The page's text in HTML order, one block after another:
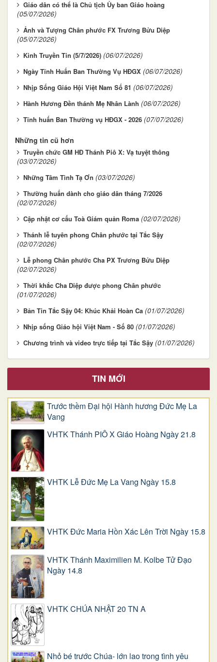
Giáo dân có thể là Chủ tịch Ủy ban Giáo hoàng
(05/07/2026)
Ảnh và Tượng Chân phước FX Trương Bửu Diệp
(05/07/2026)
Kinh Truyền Tin (5/7/2026) (06/07/2026)
Ngày Tĩnh Huấn Ban Thường Vụ HĐGX (06/07/2026)
Nhịp Sống Giáo Hội Việt Nam Số 81 (06/07/2026)
Hành Hương Đền thánh Mẹ Nhân Lành (06/07/2026)
Tĩnh huấn Ban Thường vụ HĐGX - 2026 (07/07/2026)
Những tin cũ hơn
Truyền chức GM HĐ Thánh Piô X: Vạ tuyệt thông
(03/07/2026)
Những Tâm Tình Tạ Ơn (03/07/2026)
Thường huấn dành cho giáo dân tháng 7/2026
(02/07/2026)
Cập nhật cơ cấu Toà Giám quản Roma (02/07/2026)
Thánh lễ tuyên phong Chân phước tại Tắc Sậy
(02/07/2026)
Lễ phong Chân phước Cha PX Trương Bửu Diệp
(02/07/2026)
Thời khắc Cha Diệp được phong Chân phước
(01/07/2026)
Bản Tin Tắc Sậy 04: Khúc Khải Hoàn Ca (01/07/2026)
Nhịp sống Giáo hội Việt Nam - Số 80 (01/07/2026)
Chương trình và video trực tiếp tại Tắc Sậy (01/07/2026)
TIN MỚI
Trước thềm Đại hội Hành hương Đức Mẹ La
Vang
VHTK Thánh PIÔ X Giáo Hoàng Ngày 21.8
VHTK Lễ Đức Mẹ La Vang Ngày 15.8
VHTK Đức Maria Hồn Xác Lên Trời Ngày 15.8
VHTK Thánh Maximilien M. Kolbe Tử Đạo
Ngày 14.8
VHTK CHÚA NHẬT 20 TN A
Nhỏ bé trước Chúa- lớn lao trong tình yêu